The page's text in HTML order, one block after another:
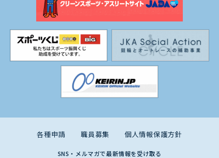
各種申請 職員募集 個人情報保護方針
SNS・メルマガで最新情報を受け取る